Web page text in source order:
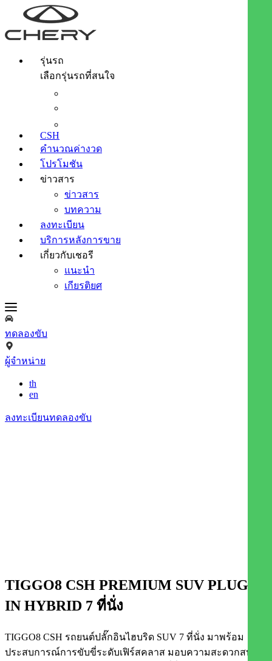
รุ่นรถ
เลือกรุ่นรถที่สนใจ
CSH
คำนวณค่างวด
โปรโมชัน
ข่าวสาร
ข่าวสาร
บทความ
ลงทะเบียน
บริการหลังการขาย
เกี่ยวกับเชอรี
แนะนำ
เกียรติยศ
ทดลองขับ
ผู้จำหน่าย
th
en
ลงทะเบียนทดลองขับ
TIGGO8 CSH PREMIUM SUV PLUG-
IN HYBRID 7 ที่นั่ง
TIGGO8 CSH รถยนต์ปลั๊กอินไฮบริด SUV 7 ที่นั่ง มาพร้อม
ประสบการณ์การขับขี่ระดับเฟิร์สคลาส มอบความสะดวกสบาย